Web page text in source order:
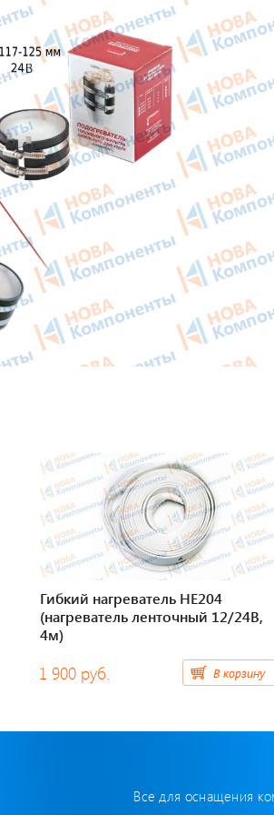
Тахографы
Элементы питания
GPS/GSM Антенны
Автоклимат
Датчики скорости
Картриджи для принтеров
этикеток
Гибкий нагреватель НЕ204
(нагреватель ленточный 12/24В,
4м)
1 900 руб. В корзину
Все для оснащения